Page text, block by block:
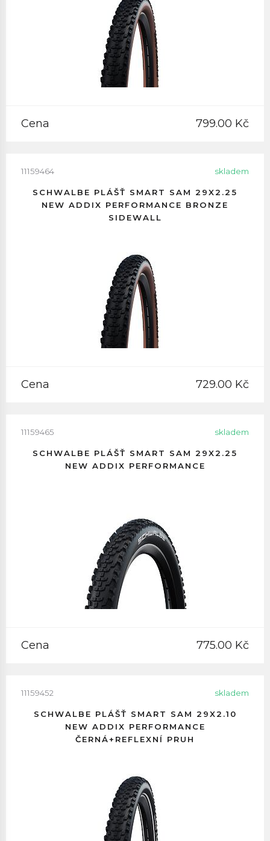
Cena 799.00 Kč
11159464 skladem
SCHWALBE PLÁŠŤ SMART SAM 29X2.25
NEW ADDIX PERFORMANCE BRONZE
SIDEWALL
Cena 729.00 Kč
11159465 skladem
SCHWALBE PLÁŠŤ SMART SAM 29X2.25
NEW ADDIX PERFORMANCE
Cena 775.00 Kč
11159452 skladem
SCHWALBE PLÁŠŤ SMART SAM 29X2.10
NEW ADDIX PERFORMANCE
ČERNÁ+REFLEXNÍ PRUH